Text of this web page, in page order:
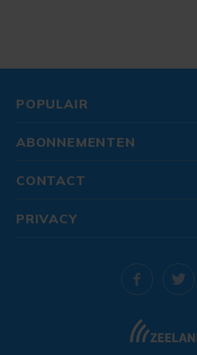
POPULAIR
ABONNEMENTEN
CONTACT
PRIVACY